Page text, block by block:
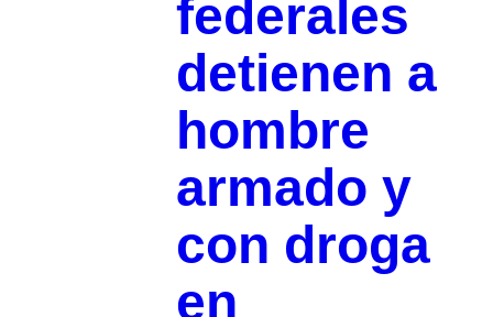
federales
detienen a
hombre
armado y
con droga
en